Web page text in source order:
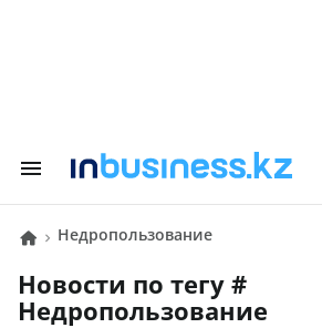
Недропользование
Новости по тегу #
Недропользование